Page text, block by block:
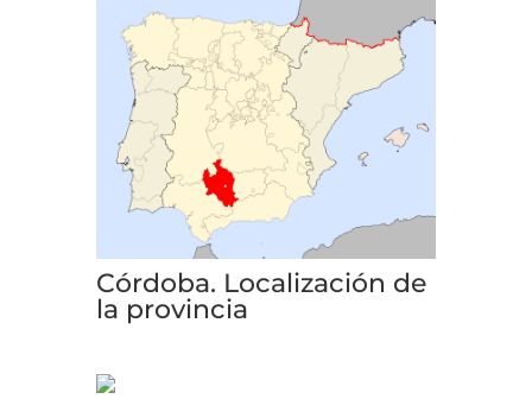
Córdoba. Localización de
la provincia